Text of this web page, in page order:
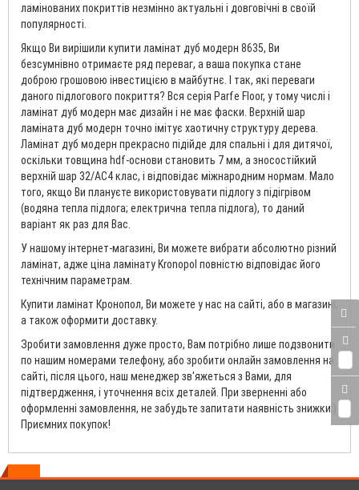
ламінованих покриттів незмінно актуальні і довговічні в своїй
популярності.
Якщо Ви вирішили купити ламінат дуб модерн 8635, Ви
безсумнівно отримаєте ряд переваг, а ваша покупка стане
доброю грошовою інвестицією в майбутнє. І так, які переваги
даного підлогового покриття? Вся серія Parfe Floor, у тому числі і
ламінат дуб модерн має дизайн і не має фаски. Верхній шар
ламіната дуб модерн точно імітує хаотичну структуру дерева.
Ламінат дуб модерн прекрасно підійде для спальні і для дитячої,
оскільки товщина hdf-основи становить 7 мм, а зносостійкий
верхній шар 32/AC4 клас, і відповідає міжнародним нормам. Мало
того, якщо Ви плануєте використовувати підлогу з підігрівом
(водяна тепла підлога; електрична тепла підлога), то даний
варіант як раз для Вас.
У нашому інтернет-магазині, Ви можете вибрати абсолютно різний
ламінат, адже ціна ламінату Kronopol повністю відповідає його
технічним параметрам.
Купити ламінат Кронопол, Ви можете у нас на сайті, або в магазині,
а також оформити доставку.
Зробити замовлення дуже просто, Вам потрібно лише подзвонити
по нашим номерами телефону, або зробити онлайн замовлення на
сайті, після цього, наш менеджер зв'яжеться з Вами, для
підтвердження, і уточнення всіх деталей. При зверненні або
оформленні замовлення, не забудьте запитати наявність знижки;)
Приємних покупок!